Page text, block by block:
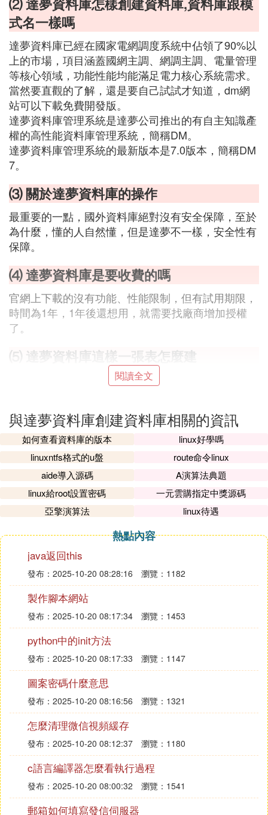
式名一樣嗎
達夢資料庫已經在國家電網調度系統中佔領了90%以
上的市場，項目涵蓋國網主調、網調主調、電量管理
等核心領域，功能性能均能滿足電力核心系統需求。
當然要直觀的了解，還是要自己試試才知道，dm網
站可以下載免費開發版。
達夢資料庫管理系統是達夢公司推出的有自主知識產
權的高性能資料庫管理系統，簡稱DM。
達夢資料庫管理系統的最新版本是7.0版本，簡稱DM
7。
⑶ 關於達夢資料庫的操作
最重要的一點，國外資料庫絕對沒有安全保障，至於
為什麼，懂的人自然懂，但是達夢不一樣，安全性有
保障。
⑷ 達夢資料庫是要收費的嗎
官網上下載的沒有功能、性能限制，但有試用期限，
時間為1年，1年後還想用，就需要找廠商增加授權
了。
⑸ 達夢資料庫這樣一張表怎麼建
建表沒有問題，因為VARCHAR類型不管多大都不會
在插入的數據時候,如果一行中VARCHAR那幾個欄位
總長度加起來超過8000的話會報錯
clob欄位的數據是另外存儲的,使用沒有什麼特別的要
求,用法是clob(長度),最大長度為2G-1位元組,定義長
度指明了在clob欄位中可以接受的最大位元組長度.如
不定義長度,預設為2G-1
⑹ 達夢資料庫怎麼創建id自增數列
建立一個叫testtable的表，2個欄位，第一欄位id，第
二欄位name。
設置自增：IDENTITY(1,1) ，從1開始，每次自增1
CREATE TABLE testtable(
id [int] IDENTITY(1,1) NOT NULL,
name [nvarchar](255) NULL
) ON [PRIMARY]
linux下怎麼安裝達夢（DM）資料庫
安裝達夢資料庫linux版的。
進入達夢資料庫所在的目錄，輸入命令 ./達夢資料庫
的名稱。如 ./DMInstall.bin即可調出達夢資料庫的圖
形安裝界面（前提是LINUX伺服器安裝了圖形界面）
如下圖
點擊OK，進入版本信息，點擊下一步
閱讀全文
與達夢資料庫創建資料庫相關的資訊
如何查看資料庫的版本
linux好學嗎
linuxntfs格式的u盤
route命令linux
aide導入源碼
A演算法典題
linux給root設置密碼
一元雲購指定中獎源碼
亞擎演算法
linux待遇
熱點內容
java返回this
發布：2025-10-20 08:28:16 瀏覽：1182
製作腳本網站
發布：2025-10-20 08:17:34 瀏覽：1453
python中的init方法
發布：2025-10-20 08:17:33 瀏覽：1147
圖案密碼什麼意思
發布：2025-10-20 08:16:56 瀏覽：1321
怎麼清理微信視頻緩存
發布：2025-10-20 08:12:37 瀏覽：1180
c語言編譯器怎麼看執行過程
發布：2025-10-20 08:00:32 瀏覽：1541
郵箱如何填寫發信伺服器